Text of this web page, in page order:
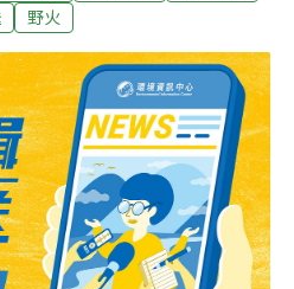
颱風凱米襲台，農業部更新農
施損失增至新台幣3億6503萬
首。（中央社報導）
野火